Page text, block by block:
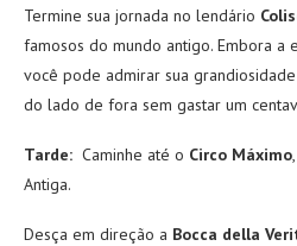
Termine sua jornada no lendário
famosos do mundo antigo. Embora a
você pode admirar sua
do lado de fora sem gastar um
Tarde: Caminhe até o Circo Máximo
Antiga.
Desça em direção a Bocca della